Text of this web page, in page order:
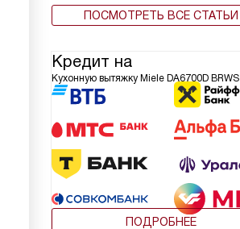
ПОСМОТРЕТЬ ВСЕ СТАТЬИ
Кредит на
Кухонную вытяжку Miele DA6700D BRWS
ПОДРОБНЕЕ